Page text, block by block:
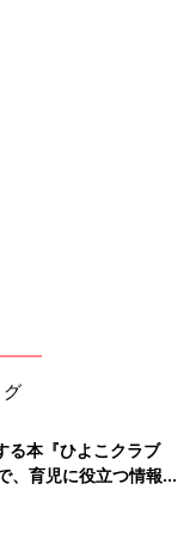
る本『ひよこクラブ
育児に役立つ情報が